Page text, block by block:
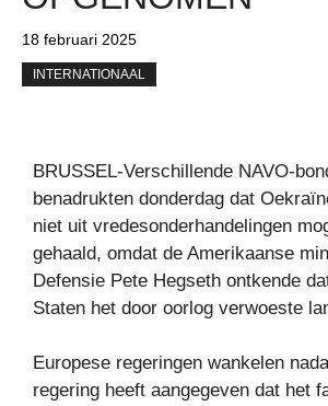
18 februari 2025
INTERNATIONAAL
BRUSSEL-Verschillende NAVO-
benadrukten donderdag dat
niet uit vredesonderhandelingen
gehaald, omdat de Amerikaanse
Defensie Pete Hegseth ontkende
Staten het door oorlog verwoeste
Europese regeringen wankelen
regering heeft aangegeven dat het